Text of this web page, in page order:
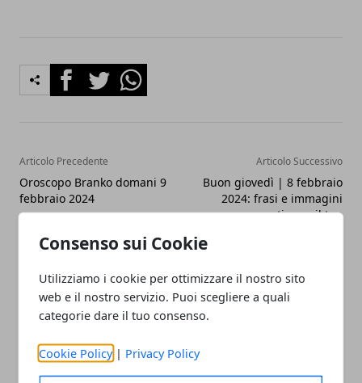
Consenso sui Cookie
Utilizziamo i cookie per ottimizzare il nostro sito
web e il nostro servizio. Puoi scegliere a quali
categorie dare il tuo consenso.
Cookie Policy | Privacy Policy
FacebookTwitterWhatsapp
Articolo Precedente
Oroscopo Branko domani 9
febbraio 2024
Articolo Successivo
Buon giovedì | 8 febbraio
2024: frasi e immagini
gratis per il tuo
Redazione